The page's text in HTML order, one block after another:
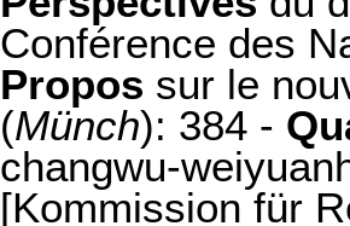
Conférence des
Propos sur le
(Münch): 384 -
changwu-
[Kommission für